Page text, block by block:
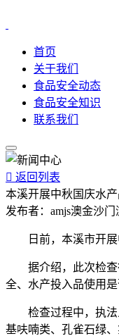
首页
关于我们
食品安全动态
食品安全知识
联系我们
 返回列表
本溪开展中秋国庆水
发布者： amjs澳金沙门
日前，本溪市开展中
据介绍，此次检查行
全、水产投入品使用
检查过程中，执法人
基呋喃类、孔雀石绿